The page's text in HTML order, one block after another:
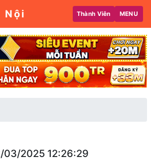
Nội Thành Viên MENU
03/2025 12:26:29